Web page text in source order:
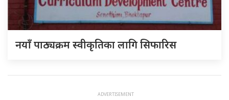
नयाँ पाठ्यक्रम स्वीकृतिका लागि सिफारिस